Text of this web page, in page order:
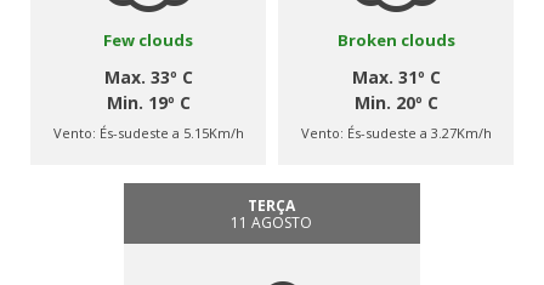
Few clouds
Max. 33º C
Min. 19º C
Vento: És-sudeste a 5.15Km/h
Broken clouds
Max. 31º C
Min. 20º C
Vento: És-sudeste a 3.27Km/h
TERÇA
11 AGOSTO